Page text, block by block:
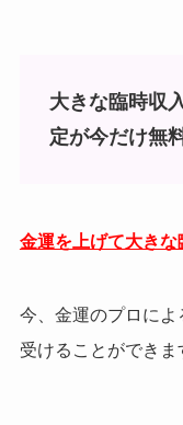
大きな臨時収
定が今だけ無
金運を上げて大きな
今、金運のプロによ
受けることができま